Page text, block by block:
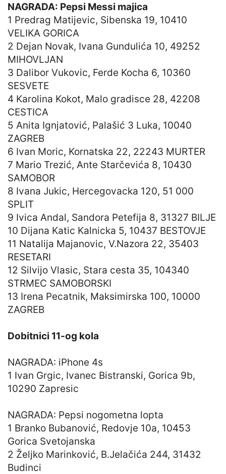
NAGRADA: Pepsi Messi majica
1 Predrag Matijevic, Sibenska 19, 10410
VELIKA GORICA
2 Dejan Novak, Ivana Gundulića 10, 49252
MIHOVLJAN
3 Dalibor Vukovic, Ferde Kocha 6, 10360
SESVETE
4 Karolina Kokot, Malo gradisce 28, 42208
CESTICA
5 Anita Ignjatović, Palašić 3 Luka, 10040
ZAGREB
6 Ivan Moric, Kornatska 22, 22243 MURTER
7 Mario Trezić, Ante Starčevića 8, 10430
SAMOBOR
8 Ivana Jukic, Hercegovacka 120, 51 000
SPLIT
9 Ivica Andal, Sandora Petefija 8, 31327 BILJE
10 Dijana Katic Kalnicka 5, 10437 BESTOVJE
11 Natalija Majanovic, V.Nazora 22, 35403
RESETARI
12 Silvijo Vlasic, Stara cesta 35, 104340
STRMEC SAMOBORSKI
13 Irena Pecatnik, Maksimirska 100, 10000
ZAGREB
Dobitnici 11-og kola
NAGRADA: iPhone 4s
1 Ivan Grgic, Ivanec Bistranski, Gorica 9b,
10290 Zapresic
NAGRADA: Pepsi nogometna lopta
1 Branko Bubanović, Redovje 10a, 10453
Gorica Svetojanska
2 Željko Marinković, B.Jelačića 244, 31432
Budinci